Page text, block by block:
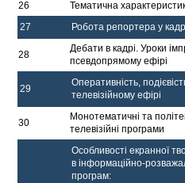
26 Тематична
27
Робота репортера у
28
Дебати в кадрі. Уроки
псевдопрямому ефірі
29
Оперативність,
телевізійному ефірі
30
Монотематичні та
телевізійні програми
Особливості екранної
в інформаційно-
програм: